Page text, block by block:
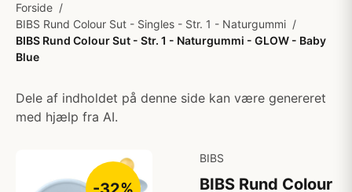
Forside /
BIBS Rund Colour Sut - Singles - Str. 1 - Naturgummi /
BIBS Rund Colour Sut - Str. 1 - Naturgummi - GLOW - Baby
Blue
Dele af indholdet på denne side kan være genereret
med hjælp fra AI.
BIBS
BIBS Rund Colour